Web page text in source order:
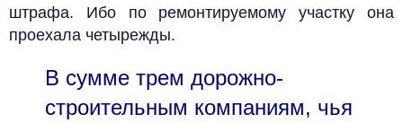
штрафа. Ибо по ремонтируемому участку она
проехала четырежды.
В сумме трем дорожно-
строительным компаниям, чья